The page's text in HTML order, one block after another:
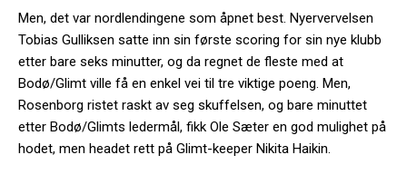
Men, det var nordlendingene som åpnet best. Nyervervelsen
Tobias Gulliksen satte inn sin første scoring for sin nye klubb
etter bare seks minutter, og da regnet de fleste med at
Bodø/Glimt ville få en enkel vei til tre viktige poeng. Men,
Rosenborg ristet raskt av seg skuffelsen, og bare minuttet
etter Bodø/Glimts ledermål, fikk Ole Sæter en god mulighet på
hodet, men headet rett på Glimt-keeper Nikita Haikin.